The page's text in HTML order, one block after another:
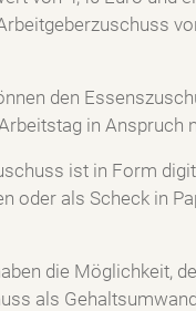
den
in Anspruch
ist in Form
oder als Scheck in
die Möglichkeit,
als